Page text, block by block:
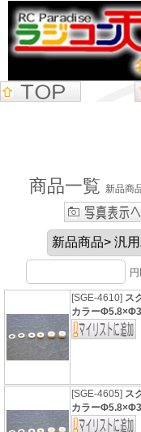
商品一覧 新品商
[SGE-4610] ス
カラー
[SGE-4605] ス
カラー